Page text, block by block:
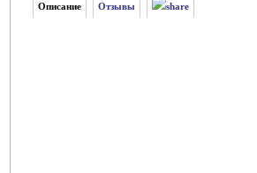
Описание Отзывы